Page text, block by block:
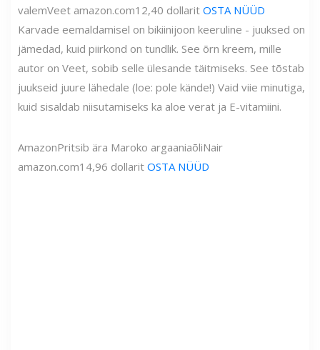
valemVeet amazon.com12,40 dollarit OSTA NÜÜD
Karvade eemaldamisel on bikiinijoon keeruline - juuksed on
jämedad, kuid piirkond on tundlik. See õrn kreem, mille
autor on Veet, sobib selle ülesande täitmiseks. See tõstab
juukseid juure lähedale (loe: pole kände!) Vaid viie minutiga,
kuid sisaldab niisutamiseks ka aloe verat ja E-vitamiini.
AmazonPritsib ära Maroko argaaniaõliNair
amazon.com14,96 dollarit OSTA NÜÜD